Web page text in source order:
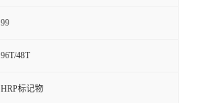
99
96T/48T
HRP标记物